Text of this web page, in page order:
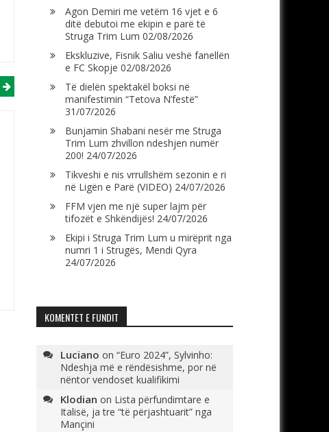
Agon Demiri me vetëm 16 vjet e 6
ditë debutoi me ekipin e parë të
Struga Trim Lum 02/08/2026
Ekskluzive, Fisnik Saliu veshë fanellën
e FC Skopje 02/08/2026
Të dielën spektakël boksi në
manifestimin “Tetova N’festë”
31/07/2026
Bunjamin Shabani nesër me Struga
Trim Lum zhvillon ndeshjen numër
200! 24/07/2026
Tikveshi e nis vrrullshëm sezonin e ri
në Ligën e Parë (VIDEO) 24/07/2026
FFM vjen me një super lajm për
tifozët e Shkëndijës! 24/07/2026
Ekipi i Struga Trim Lum u mirëprit nga
numri 1 i Strugës, Mendi Qyra
24/07/2026
KOMENTET E FUNDIT
Luciano on “Euro 2024”, Sylvinho:
Ndeshja më e rëndësishme, por në
nëntor vendoset kualifikimi
Klodian on Lista përfundimtare e
Italisë, ja tre “të përjashtuarit” nga
Mançini